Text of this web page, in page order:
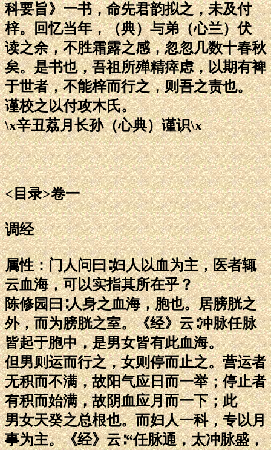
科要旨》一书，命先君韵拟之，未及付
梓。回忆当年，（典）与弟（心兰）伏
读之余，不胜霜露之感，忽忽几数十春秋
矣。是书也，吾祖所殚精瘁虑，以期有裨
于世者，不能梓而行之，则吾之责也。
谨校之以付攻木氏。
\x辛丑荔月长孙（心典）谨识\x
<目录>卷一
调经
属性：门人问曰∶妇人以血为主，医者辄
云血海，可以实指其所在乎？
陈修园曰∶人身之血海，胞也。居膀胱之
外，而为膀胱之室。《经》云∶冲脉任脉
皆起于胞中，是男女皆有此血海。
但男则运而行之，女则停而止之。营运者
无积而不满，故阳气应日而一举；停止者
有积而始满，故阴血应月而一下；此
男女天癸之总根也。而妇人一科，专以月
事为主。《经》云∶“任脉通，太冲脉盛，